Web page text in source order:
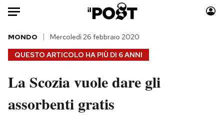
Auto
HOME
Italia
Politica
Moda
QUESTO ARTICOLO HA PIÙ DI 6 ANNI
MONDO Mercoledì 26 febbraio 2020
La Scozia vuole dare gli
assorbenti gratis